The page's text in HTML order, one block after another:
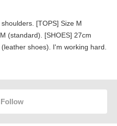
[TOPS] Size M
(standard). [SHOES] 27cm
shoes). I'm working hard.
Follow